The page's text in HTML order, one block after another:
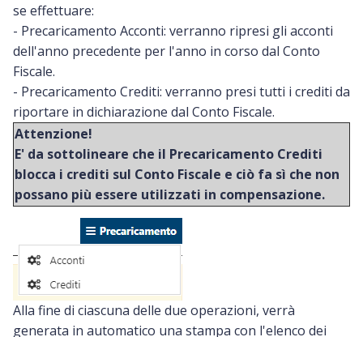
se effettuare:
- Precaricamento Acconti: verranno ripresi gli acconti
dell'anno precedente per l'anno in corso dal Conto
Fiscale.
- Precaricamento Crediti: verranno presi tutti i crediti da
riportare in dichiarazione dal Conto Fiscale.
Attenzione!
E' da sottolineare che il Precaricamento Crediti
blocca i crediti sul Conto Fiscale e ciò fa sì che non
possano più essere utilizzati in compensazione.
Alla fine di ciascuna delle due operazioni, verrà
generata in automatico una stampa con l'elenco dei